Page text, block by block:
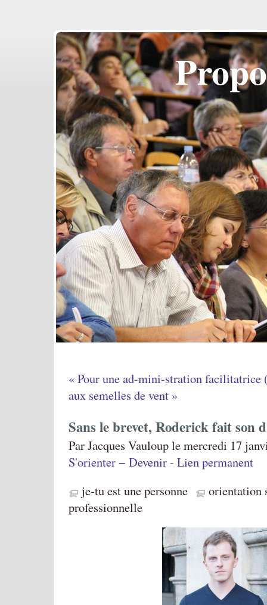
« Pour une ad-mini-stration facilitatrice
aux semelles de vent »
Sans le brevet, Roderick fait son
Par Jacques Vauloup le mercredi 17
S'orienter − Devenir- Lien permanent
je-tu est une personne
orientation
professionnelle